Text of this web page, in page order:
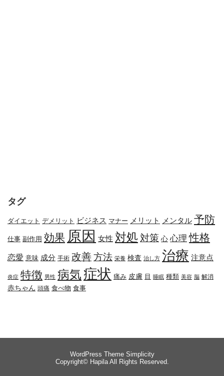
タグ
ダイエット デメリット ビジネス マナー メリット メンタル 予防
仕事 副作用 効果 原因 女性 対処 対策 心 心理 性格
恋愛 意味 成分 手術 改善方法 栄養 検査 治し方 治療 注意点
炎症 特徴 男性 病気症状 痛み 皮膚 目 睡眠 種類 美容 脳 解消
赤ちゃん 頭痛 食べ物 食事
WordPress Theme Simplicity
Copyright© HapilaAll Rights Reserved.